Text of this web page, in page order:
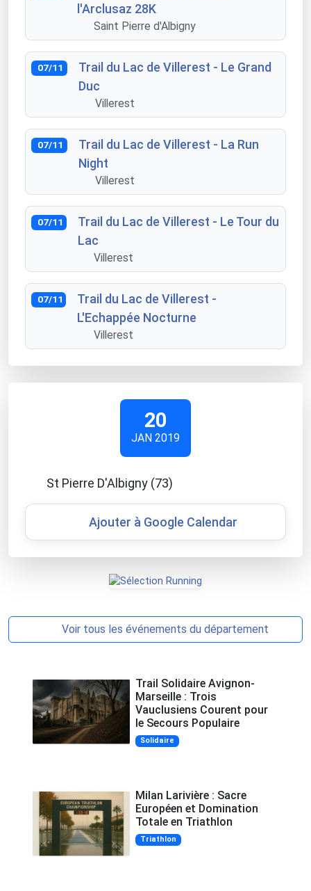
l'Arclusaz 28K
Saint Pierre d'Albigny
07/11
Trail du Lac de Villerest - Le Grand
Duc
Villerest
07/11
Trail du Lac de Villerest - La Run
Night
Villerest
07/11
Trail du Lac de Villerest - Le Tour du
Lac
Villerest
07/11
Trail du Lac de Villerest -
L'Echappée Nocturne
Villerest
20
JAN 2019
St Pierre D'Albigny (73)
Ajouter à Google Calendar
Voir tous les événements du département
Trail Solidaire Avignon-
Marseille : Trois
Vauclusiens Courent pour
le Secours Populaire
Solidaire
Milan Larivière : Sacre
Européen et Domination
Totale en Triathlon
Triathlon